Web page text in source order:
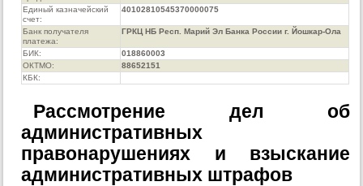
Единый казначейский
счет:
40102810545370000075
Банк получателя
платежа:
ГРКЦ НБ Респ. Марий Эл Банка России г. Йошкар-Ола
БИК:
018860003
ОКТМО:
88652151
КБК:
Рассмотрение дел об
административных
правонарушениях и взыскание
административных штрафов